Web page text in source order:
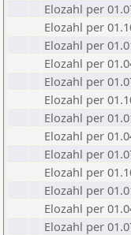
Elozahl per
Elozahl per
Elozahl per
Elozahl per
Elozahl per
Elozahl per
Elozahl per
Elozahl per
Elozahl per
Elozahl per
Elozahl per
Elozahl per
Elozahl per